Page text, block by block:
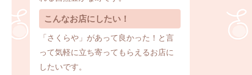
こんなお店にしたい！
「さくらや」があって良かった！と言
って気軽に立ち寄ってもらえるお店に
したいです。